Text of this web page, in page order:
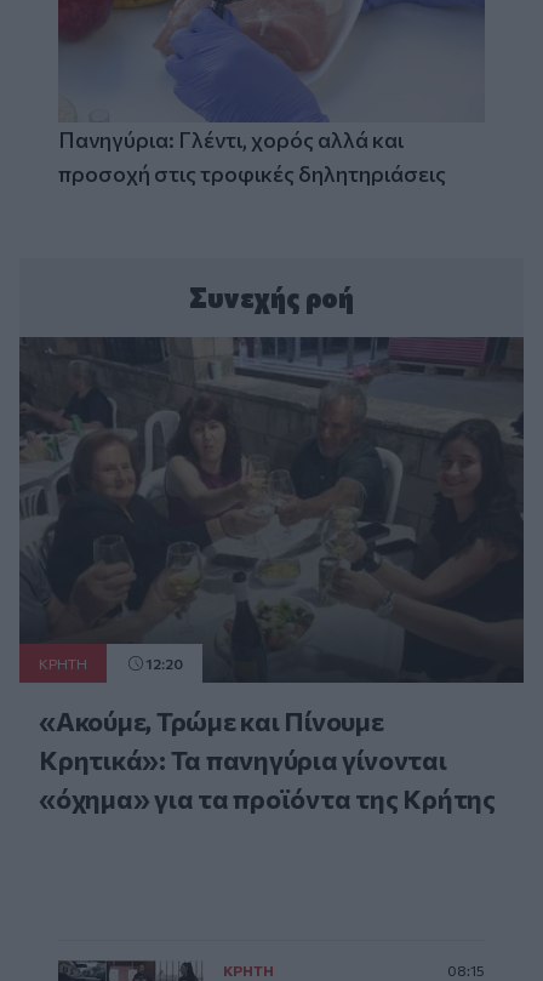
Πανηγύρια: Γλέντι, χορός αλλά και
προσοχή στις τροφικές δηλητηριάσεις
Συνεχής ροή
ΚΡΗΤΗ 12:20
«Ακούμε, Τρώμε και Πίνουμε
Κρητικά»: Τα πανηγύρια γίνονται
«όχημα» για τα προϊόντα της Κρήτης
ΚΡΗΤΗ 08:15